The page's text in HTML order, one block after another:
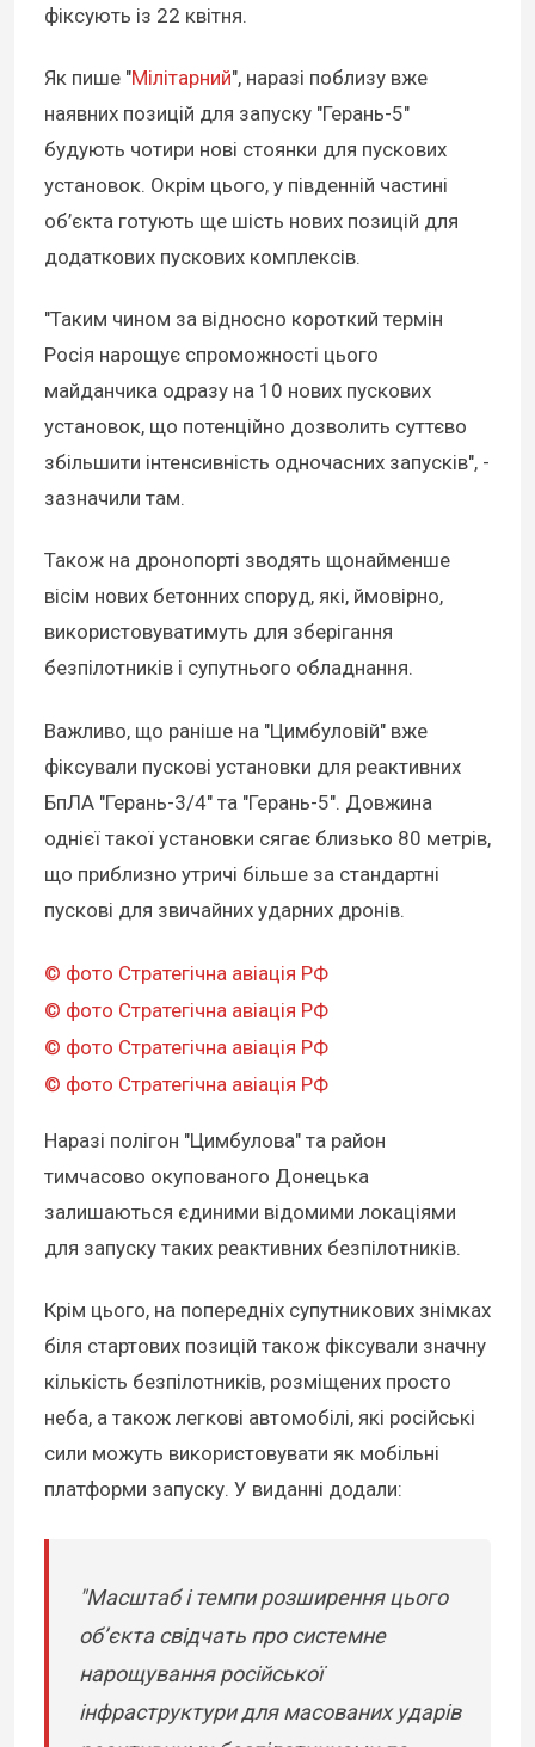
фіксують із 22 квітня.
Як пише "Мілітарний", наразі поблизу вже
наявних позицій для запуску "Герань-5"
будують чотири нові стоянки для пускових
установок. Окрім цього, у південній частині
об’єкта готують ще шість нових позицій для
додаткових пускових комплексів.
"Таким чином за відносно короткий термін
Росія нарощує спроможності цього
майданчика одразу на 10 нових пускових
установок, що потенційно дозволить суттєво
збільшити інтенсивність одночасних запусків", -
зазначили там.
Також на дронопорті зводять щонайменше
вісім нових бетонних споруд, які, ймовірно,
використовуватимуть для зберігання
безпілотників і супутнього обладнання.
Важливо, що раніше на "Цимбуловій" вже
фіксували пускові установки для реактивних
БпЛА "Герань-3/4" та "Герань-5". Довжина
однієї такої установки сягає близько 80 метрів,
що приблизно утричі більше за стандартні
пускові для звичайних ударних дронів.
© фото Стратегічна авіація РФ
© фото Стратегічна авіація РФ
© фото Стратегічна авіація РФ
© фото Стратегічна авіація РФ
Наразі полігон "Цимбулова" та район
тимчасово окупованого Донецька
залишаються єдиними відомими локаціями
для запуску таких реактивних безпілотників.
Крім цього, на попередніх супутникових знімках
біля стартових позицій також фіксували значну
кількість безпілотників, розміщених просто
неба, а також легкові автомобілі, які російські
сили можуть використовувати як мобільні
платформи запуску. У виданні додали:
"Масштаб і темпи розширення цього
об’єкта свідчать про системне
нарощування російської
інфраструктури для масованих ударів